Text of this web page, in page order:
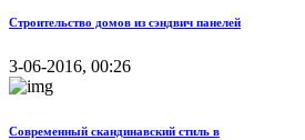
Строительство домов из сэндвич панелей
3-06-2016, 00:26
Современный скандинавский стиль в